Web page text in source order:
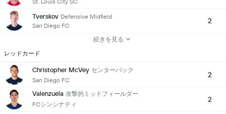
Tverskov Defensive Midfield
San Diego FC
2
続きを見る
レッドカード
Christopher McVey センターバック
San Diego FC
2
Valenzuela 攻撃的ミッドフィールダー
FCシンシナティ
2